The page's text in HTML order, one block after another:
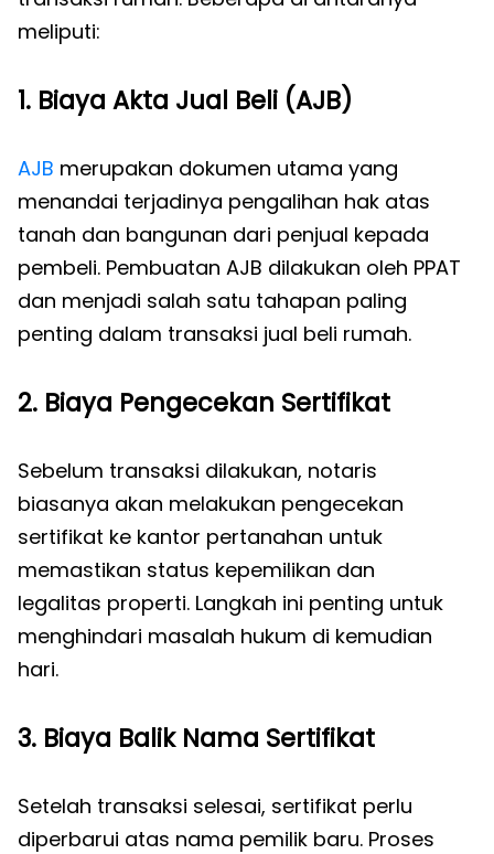
meliputi:
1. Biaya Akta Jual Beli (AJB)
AJB merupakan dokumen utama yang
menandai terjadinya pengalihan hak atas
tanah dan bangunan dari penjual kepada
pembeli. Pembuatan AJB dilakukan oleh PPAT
dan menjadi salah satu tahapan paling
penting dalam transaksi jual beli rumah.
2. Biaya Pengecekan Sertifikat
Sebelum transaksi dilakukan, notaris
biasanya akan melakukan pengecekan
sertifikat ke kantor pertanahan untuk
memastikan status kepemilikan dan
legalitas properti. Langkah ini penting untuk
menghindari masalah hukum di kemudian
hari.
3. Biaya Balik Nama Sertifikat
Setelah transaksi selesai, sertifikat perlu
diperbarui atas nama pemilik baru. Proses